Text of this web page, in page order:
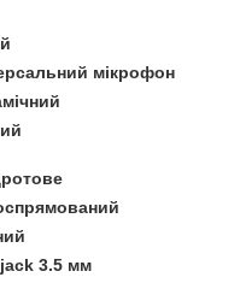
мікрофон
3.5 мм